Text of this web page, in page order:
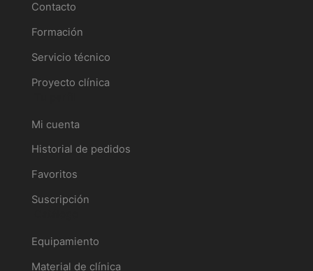
Contacto
Formación
Servicio técnico
Proyecto clínica
Mi cuenta
Historial de pedidos
Favoritos
Suscripción
Equipamiento
Material de clínica